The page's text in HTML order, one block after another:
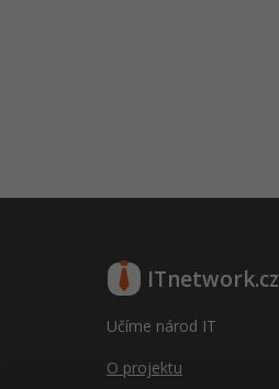
ITnetwork.cz
Učíme národ IT
O projektu